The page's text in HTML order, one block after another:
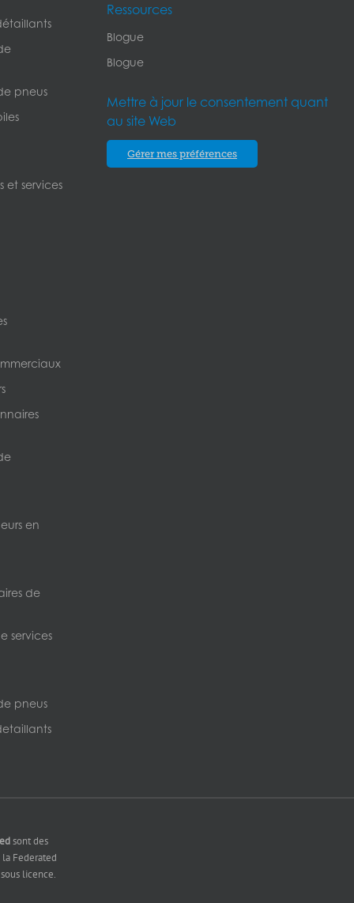
pneus
et services
en
de
services
pneus
Ressources
Blogue
Blogue
Mettre à jour le consentement quant
au site Web
Gérer mes préférences
sont des
Federated
licence.